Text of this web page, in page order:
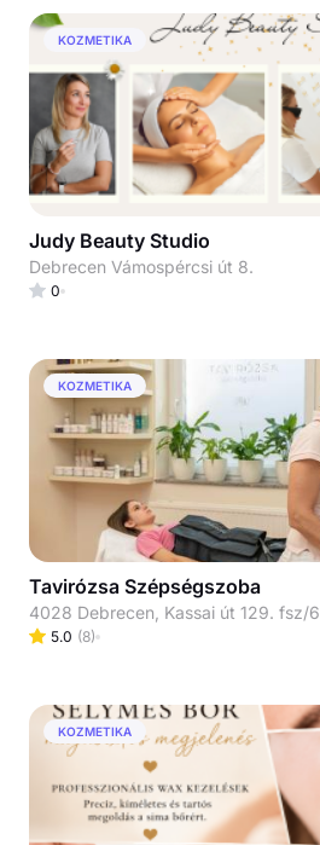
KOZMETIKA
Judy Beauty Studio
Debrecen Vámospércsi út 8.
0
KOZMETIKA
Tavirózsa Szépségszoba
4028 Debrecen, Kassai út 129. fsz/6
5.0 (8)
KOZMETIKA